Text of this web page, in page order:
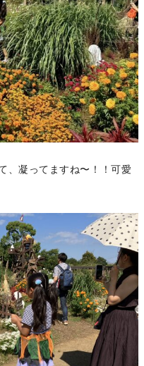
、凝ってますね〜！！可愛